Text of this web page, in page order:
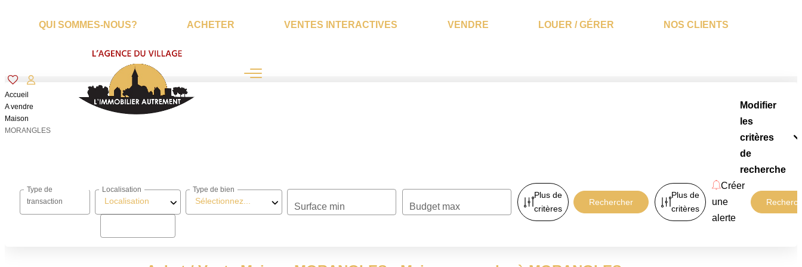
QUI SOMMES-NOUS? ACHETER VENTES INTERACTIVES VENDRE LOUER / GÉRER NOS CLIENTS
Accueil
A vendre
Maison
MORANGLES
Modifier
les
critères
de
recherche
Acheter
Type de
transaction
Localisation
Localisation
Sélectionnez...
Type de bien
Surface min Budget max
Plus de
critères
Plus de
critères
Créer
une
alerte